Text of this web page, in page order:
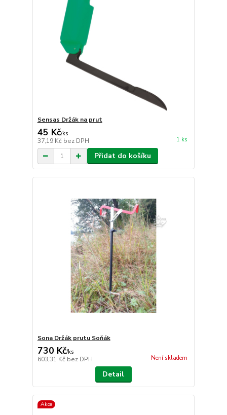
Sensas Držák na prut
45 Kč/ks
37,19 Kč bez DPH 1 ks
Přidat do košíku
Sona Držák prutu Soňák
730 Kč/ks
603,31 Kč bez DPH Není skladem
Detail
Akce